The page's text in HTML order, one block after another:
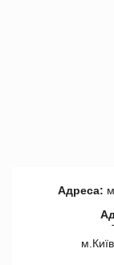
Адреса: